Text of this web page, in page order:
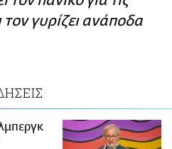
τον γυρίζει ανάποδα